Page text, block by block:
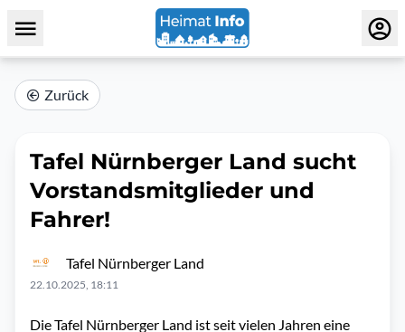
Zurück
Tafel Nürnberger Land sucht
Vorstandsmitglieder und
Fahrer!
Tafel Nürnberger Land
22.10.2025, 18:11
Die Tafel Nürnberger Land ist seit vielen Jahren eine